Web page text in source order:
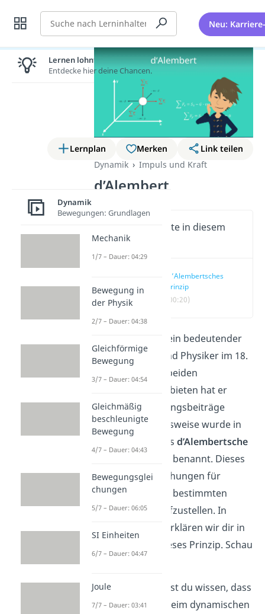
Suche Neu:
Lernplan Merken
Link teilen
Dynamik
Impuls und Kraft
d’Alembert
Wichtige Inhalte in diesem
Video
D’Alembertsches
Prinzip
(00:20)
war ein bedeutender
Mathematiker und Physiker im 18.
Jahrhundert. Zu beiden
Wissenschaftsgebieten hat er
wichtige Forschungsbeiträge
verfasst. Beispielsweise wurde in
das d’Alembertsche
nach ihm benannt. Dieses
erlaubt uns Gleichungen für
Bewegungen mit bestimmten
Bedingungen
aufzustellen. In
erklären wir dir in
kürzester Zeit dieses Prinzip. Schau
doch mal rein!
Am Anfang solltest du wissen, dass
wir uns wir uns beim dynamischen
Lernen lohnt sich!
Entdecke hier deine Chancen.
Dynamik
Bewegungen: Grundlagen
Mechanik
1/7 – Dauer: 04:29
Bewegung in
der Physik
2/7 – Dauer: 04:38
Gleichförmige
Bewegung
3/7 – Dauer: 04:54
Gleichmäßig
beschleunigte
Bewegung
4/7 – Dauer: 04:43
Bewegungsglei
chungen
5/7 – Dauer: 06:05
SI Einheiten
6/7 – Dauer: 04:47
Joule
7/7 – Dauer: 03:41